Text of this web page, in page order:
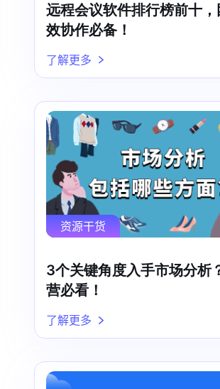
远程会议软件排行榜前十
效协作必备！
了解更多
资源干货
3个关键角度入手市场分析
营必看！
了解更多